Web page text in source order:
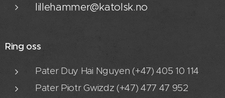
lillehammer@katolsk.no
Ring oss
Pater Duy Hai Nguyen (+47) 405 10 114
Pater Piotr Gwizdz (+47) 477 47 952